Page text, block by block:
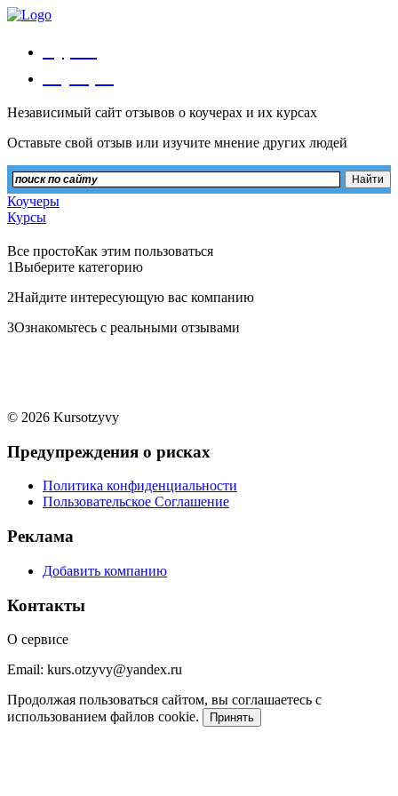
Независимый сайт отзывов о коучерах и их курсах
Оставьте свой отзыв или изучите мнение других людей
Коучеры
Курсы
Все простоКак этим пользоваться
1Выберите категорию
2Найдите интересующую вас компанию
3Ознакомьтесь с реальными отзывами
© 2026 Kursotzyvy
Предупреждения о рисках
Политика конфиденциальности
Пользовательское Соглашение
Реклама
Добавить компанию
Контакты
О сервисе
Email: kurs.otzyvy@yandex.ru
Продолжая пользоваться сайтом, вы соглашаетесь с
использованием файлов cookie.
Принять